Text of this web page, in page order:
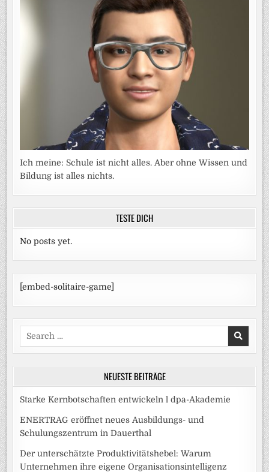
Ich meine: Schule ist nicht alles. Aber ohne Wissen und
Bildung ist alles nichts.
TESTE DICH
No posts yet.
[embed-solitaire-game]
Search
for:
NEUESTE BEITRÄGE
Starke Kernbotschaften entwickeln l dpa-Akademie
ENERTRAG eröffnet neues Ausbildungs- und
Schulungszentrum in Dauerthal
Der unterschätzte Produktivitätshebel: Warum
Unternehmen ihre eigene Organisationsintelligenz